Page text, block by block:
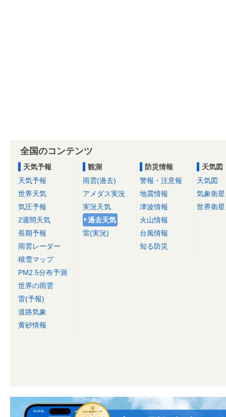
全国のコンテンツ
天気予報
天気予報
世界天気
気圧予報
2週間天気
長期予報
雨雲レーダー
積雪マップ
PM2.5分布予測
世界の雨雲
雷(予報)
道路気象
黄砂情報
観測
雨雲(過去)
アメダス実況
実況天気
過去天気
雷(実況)
防災情報
警報・注意報
地震情報
津波情報
火山情報
台風情報
知る防災
天気図
天気図
気象衛星
世界衛星